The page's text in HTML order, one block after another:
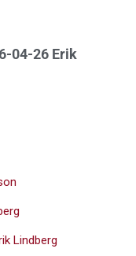
04-26 Erik
Lindberg